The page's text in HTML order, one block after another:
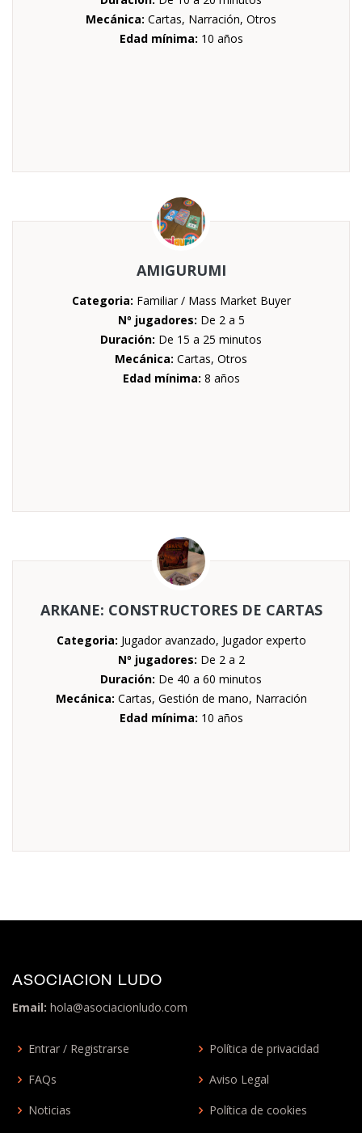
Mecánica: Cartas, Narración, Otros
Edad mínima: 10 años
AMIGURUMI
Categoria: Familiar / Mass Market Buyer
Nº jugadores: De 2 a 5
Duración: De 15 a 25 minutos
Mecánica: Cartas, Otros
Edad mínima: 8 años
ARKANE: CONSTRUCTORES DE CARTAS
Categoria: Jugador avanzado, Jugador experto
Nº jugadores: De 2 a 2
Duración: De 40 a 60 minutos
Mecánica: Cartas, Gestión de mano, Narración
Edad mínima: 10 años
ASOCIACION LUDO
Email: hola@asociacionludo.com
Entrar / Registrarse
FAQs
Noticias
Política de privacidad
Aviso Legal
Política de cookies